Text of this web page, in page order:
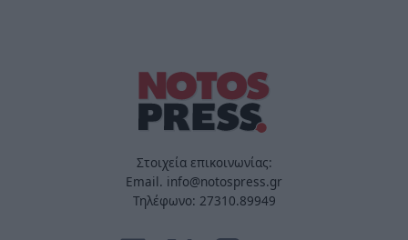
Στοιχεία επικοινωνίας:
Email. info@notospress.gr
Τηλέφωνο: 27310.89949